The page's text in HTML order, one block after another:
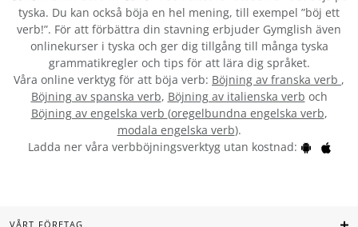
tyska. Du kan också böja en hel mening, till exempel ”böj ett
verb!”. För att förbättra din stavning erbjuder Gymglish även
onlinekurser i tyska och ger dig tillgång till många tyska
grammatikregler och tips för att lära dig språket.
Våra online verktyg för att böja verb: Böjning av franska verb ,
Böjning av spanska verb, Böjning av italienska verb och
Böjning av engelska verb (oregelbundna engelska verb,
modala engelska verb).
Ladda ner våra verbböjningsverktyg utan kostnad:
VÅRT FÖRETAG